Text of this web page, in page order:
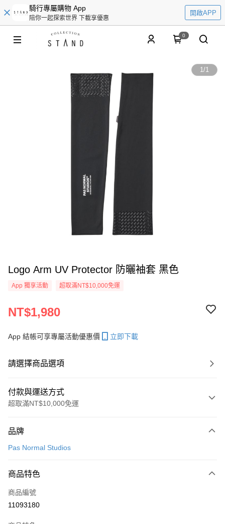
騎行專屬購物 App
陪你一起探索世界 下載享優惠
開啟APP
0
1/1
Logo Arm UV Protector 防曬袖套 黑色
App 獨享活動 超取滿NT$10,000免運
NT$1,980
App 結帳可享專屬活動優惠價 立即下載
請選擇商品選項
付款與運送方式
超取滿NT$10,000免運
信用卡一次付款
LINE Pay
Apple Pay
品牌
Pas Normal Studios
商品特色
商品編號
11093180